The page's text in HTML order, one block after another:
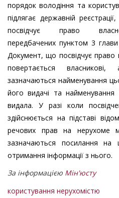
порядок володіння та
підлягає державній
посвідчує право
передбачених пунктом 3
Документ, що посвідчує право
повертається
зазначаються найменування
його видачі та
видала. У разі коли
здійснюється на підставі
речових прав на нерухоме
зазначаються посилання
отримання інформації з нього.
За інформацією Мін'юсту
користування нерухомістю